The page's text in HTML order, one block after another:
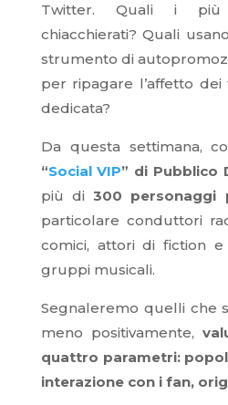
Twitter. Quali i più
chiacchierati? Quali
strumento di
per ripagare l’affetto
dedicata?
Da questa settimana,
“Social VIP” di Pubblico
più di300 personaggi
particolare conduttori
comici, attori di fiction e
gruppi musicali.
Segnaleremo quelli che
meno positivamente,
quattro parametri:
interazione con i fan,